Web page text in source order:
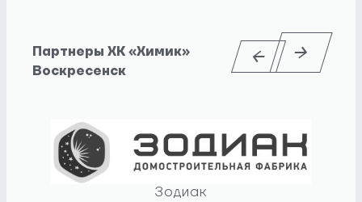
Партнеры ХК «Химик»
Воскресенск
Зодиак